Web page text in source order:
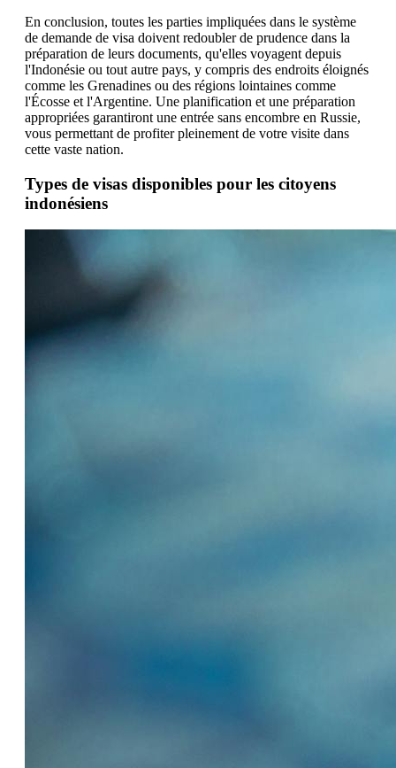
En conclusion, toutes les parties impliquées dans le système
de demande de visa doivent redoubler de prudence dans la
préparation de leurs documents, qu'elles voyagent depuis
l'Indonésie ou tout autre pays, y compris des endroits éloignés
comme les Grenadines ou des régions lointaines comme
l'Écosse et l'Argentine. Une planification et une préparation
appropriées garantiront une entrée sans encombre en Russie,
vous permettant de profiter pleinement de votre visite dans
cette vaste nation.
Types de visas disponibles pour les citoyens
indonésiens